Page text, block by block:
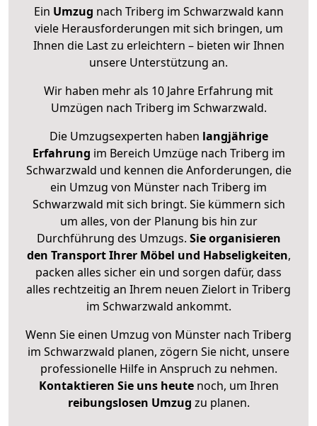
Ein Umzug nach Triberg im Schwarzwald kann
viele Herausforderungen mit sich bringen, um
Ihnen die Last zu erleichtern – bieten wir Ihnen
unsere Unterstützung an.
Wir haben mehr als 10 Jahre Erfahrung mit
Umzügen nach Triberg im Schwarzwald.
Die Umzugsexperten haben langjährige
Erfahrung im Bereich Umzüge nach Triberg im
Schwarzwald und kennen die Anforderungen, die
ein Umzug von Münster nach Triberg im
Schwarzwald mit sich bringt. Sie kümmern sich
um alles, von der Planung bis hin zur
Durchführung des Umzugs. Sie organisieren
den Transport Ihrer Möbel und Habseligkeiten,
packen alles sicher ein und sorgen dafür, dass
alles rechtzeitig an Ihrem neuen Zielort in Triberg
im Schwarzwald ankommt.
Wenn Sie einen Umzug von Münster nach Triberg
im Schwarzwald planen, zögern Sie nicht, unsere
professionelle Hilfe in Anspruch zu nehmen.
Kontaktieren Sie uns heutenoch, um Ihren
reibungslosen Umzug zu planen.